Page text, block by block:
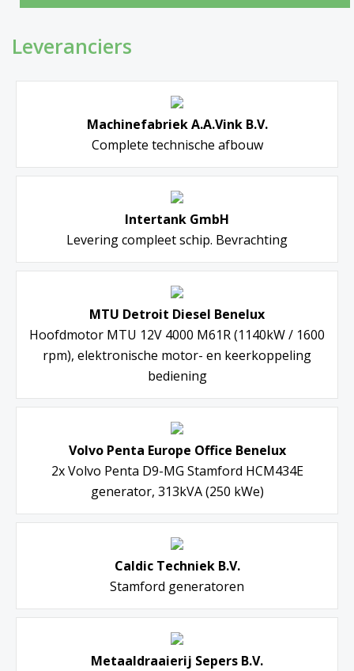
Leveranciers
Machinefabriek A.A.Vink B.V.
Complete technische afbouw
Intertank GmbH
Levering compleet schip. Bevrachting
MTU Detroit Diesel Benelux
Hoofdmotor MTU 12V 4000 M61R (1140kW / 1600
rpm), elektronische motor- en keerkoppeling
bediening
Volvo Penta Europe Office Benelux
2x Volvo Penta D9-MG Stamford HCM434E
generator, 313kVA (250 kWe)
Caldic Techniek B.V.
Stamford generatoren
Metaaldraaierij Sepers B.V.